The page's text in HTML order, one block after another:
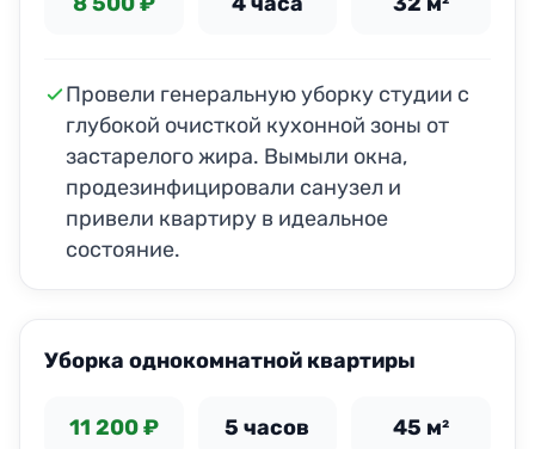
Провели генеральную уборку студии с
глубокой очисткой кухонной зоны от
застарелого жира. Вымыли окна,
продезинфицировали санузел и
привели квартиру в идеальное
состояние.
Уборка однокомнатной квартиры
11 200 ₽ 5 часов 45 м²